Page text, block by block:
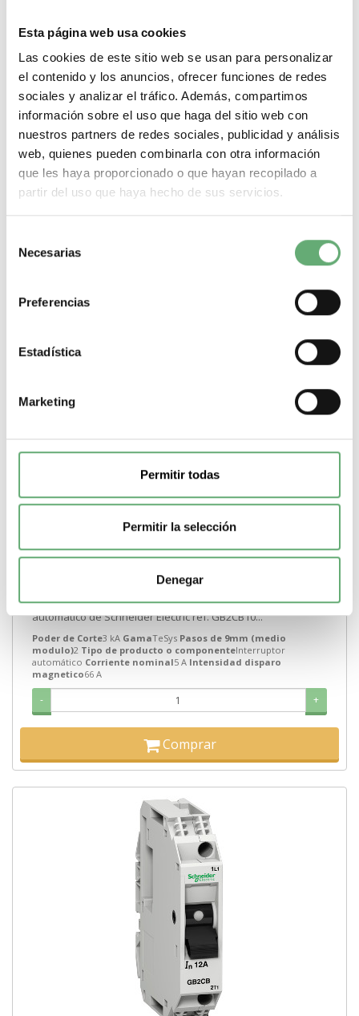
Esta página web usa cookies
Las cookies de este sitio web se usan para personalizar
el contenido y los anuncios, ofrecer funciones de redes
sociales y analizar el tráfico. Además, compartimos
información sobre el uso que haga del sitio web con
nuestros partners de redes sociales, publicidad y análisis
web, quienes pueden combinarla con otra información
que les haya proporcionado o que hayan recopilado a
partir del uso que haya hecho de sus servicios.
Necesarias
Preferencias
Estadística
Marketing
Permitir todas
Permitir la selección
Denegar
TeSys GB2 - Disyuntor magnetotérmico - 1P - 6 A - Id =
83 A ref. GB2CB12 Schneider Electric [PLAZO 3-6
SEMANAS]
38,53€25,06€
GB2CB12 | 6 A 83 A 3 kA TeSys GB2 TeSys 2 Interruptor
automático de Schneider Electric ref. GB2CB12...
Poder de Corte3 kA GamaTeSys Pasos de 9mm (medio
modulo)
Tipo de producto o componente
Interruptor
automático Corriente nominal6 A Intensidad disparo
magnetico83 A
-
TeSys GB2 - Disyuntor magnetotérmico - 1P - 5 A - Id =
66 A ref. GB2CB10 Schneider Electric [PLAZO 3-6
GB2CB10 | 5 A 66 A 3 kA TeSys GB2 TeSys 2 Interruptor
automático de Schneider Electric ref. GB2CB10...
Poder de Corte3 kA GamaTeSys Pasos de 9mm (medio
modulo)2 Tipo de producto o componenteInterruptor
automático Corriente nominal5 A Intensidad disparo
magnetico66 A
- +
Comprar